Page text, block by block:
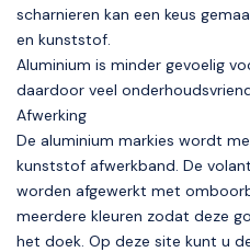
scharnieren kan een keus
en kunststof.
Aluminium is minder gevoelig
daardoor veel
Afwerking
De aluminium markies wordt
kunststof afwerkband. De
worden afgewerkt met
meerdere kleuren zodat deze
het doek. Op deze site kunt u